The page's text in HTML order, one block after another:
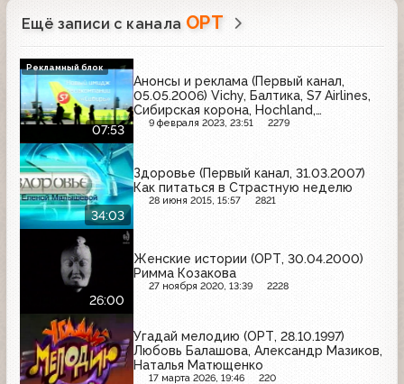
Ещё записи с канала ОРТ
07:53
Анонсы и реклама (Первый канал,
05.05.2006) Vichy, Балтика, S7 Airlines,
Сибирская корона, Hochland,
Арсенальное, Крутышка, Colgate,
9 февраля 2023, 23:51 2279
Рекламный блок
34:03
Здоровье (Первый канал, 31.03.2007)
Как питаться в Страстную неделю
28 июня 2015, 15:57 2821
26:00
Женские истории (ОРТ, 30.04.2000)
Римма Козакова
27 ноября 2020, 13:39 2228
Угадай мелодию (ОРТ, 28.10.1997)
Любовь Балашова, Александр Мазиков,
Наталья Матющенко
17 марта 2026, 19:46 220